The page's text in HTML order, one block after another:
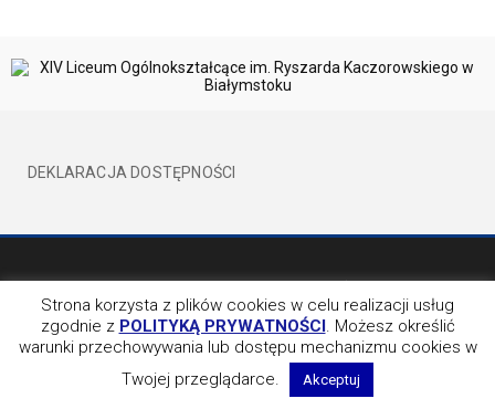
DEKLARACJA DOSTĘPNOŚCI
OBSERWUJ NAS NA
Strona korzysta z plików cookies w celu realizacji usług
zgodnie z POLITYKĄ PRYWATNOŚCI. Możesz określić
warunki przechowywania lub dostępu mechanizmu cookies w
Twojej przeglądarce.
Akceptuj